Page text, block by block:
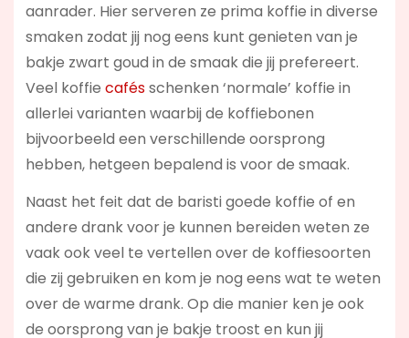
aanrader. Hier serveren ze prima koffie in diverse
smaken zodat jij nog eens kunt genieten van je
bakje zwart goud in de smaak die jij prefereert.
Veel koffie cafésschenken ‘normale’ koffie in
allerlei varianten waarbij de koffiebonen
bijvoorbeeld een verschillende oorsprong
hebben, hetgeen bepalend is voor de smaak.
Naast het feit dat de baristi goede koffie of en
andere drank voor je kunnen bereiden weten ze
vaak ook veel te vertellen over de koffiesoorten
die zij gebruiken en kom je nog eens wat te weten
over de warme drank. Op die manier ken je ook
de oorsprong van je bakje troost en kun jij